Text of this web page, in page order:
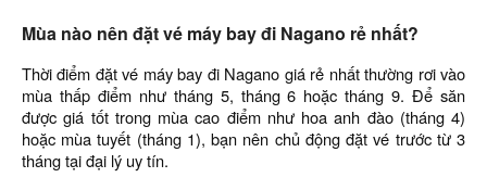
Mùa nào nên đặt vé máy bay đi Nagano rẻ nhất?
Thời điểm đặt vé máy bay đi Nagano giá rẻ nhất thường rơi vào
mùa thấp điểm như tháng 5, tháng 6 hoặc tháng 9. Để săn
được giá tốt trong mùa cao điểm như hoa anh đào (tháng 4)
hoặc mùa tuyết (tháng 1), bạn nên chủ động đặt vé trước từ 3
tháng tại đại lý uy tín.